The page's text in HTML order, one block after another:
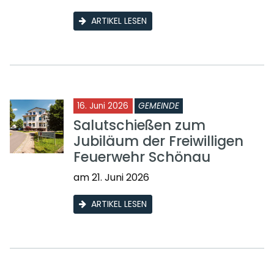
ARTIKEL LESEN
16. Juni 2026 GEMEINDE
Salutschießen zum
Jubiläum der Freiwilligen
Feuerwehr Schönau
am 21. Juni 2026
ARTIKEL LESEN